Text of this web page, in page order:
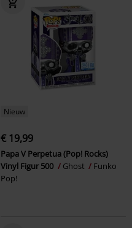
Nieuw
€ 19,99
Papa V Perpetua (Pop! Rocks)
Vinyl Figur 500
Ghost
Funko
Pop!